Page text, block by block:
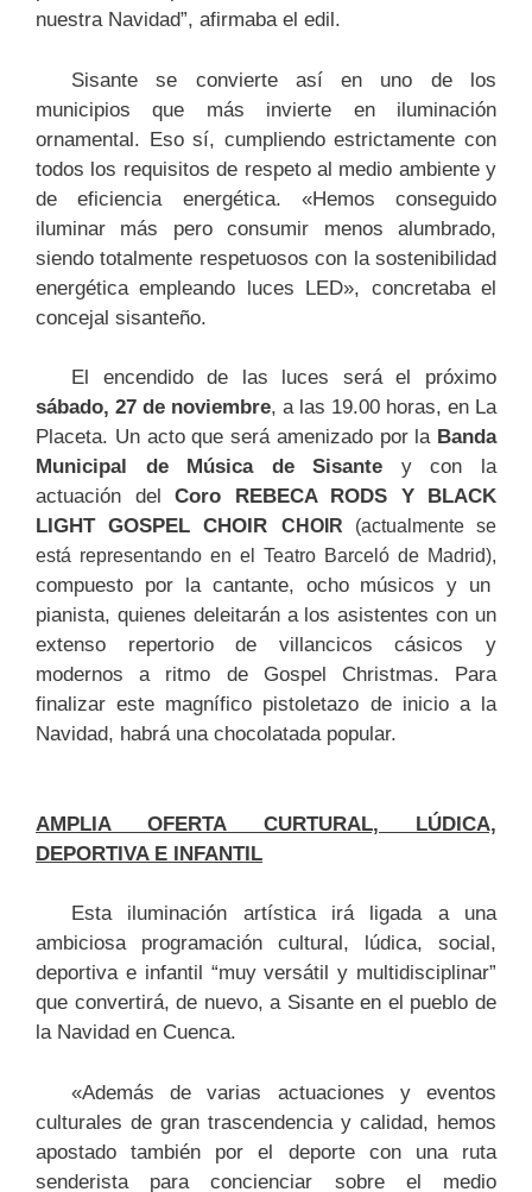
nuestra Navidad”, afirmaba el edil.
Sisante se convierte así en uno de los
municipios que más invierte en iluminación
ornamental. Eso sí, cumpliendo estrictamente con
todos los requisitos de respeto al medio ambiente y
de eficiencia energética. «Hemos conseguido
iluminar más pero consumir menos alumbrado,
siendo totalmente respetuosos con la sostenibilidad
energética empleando luces LED», concretaba el
concejal sisanteño.
El encendido de las luces será el próximo
sábado, 27 de noviembre, a las 19.00 horas, en La
Placeta. Un acto que será amenizado por la Banda
Municipal de Música de Sisante y con la
actuación del Coro REBECA RODS Y BLACK
LIGHT GOSPEL CHOIR CHOIR (actualmente se
está representando en el Teatro Barceló de Madrid),
compuesto por la cantante, ocho músicos y un
pianista, quienes deleitarán a los asistentes con un
extenso repertorio de villancicos cásicos y
modernos a ritmo de Gospel Christmas. Para
finalizar este magnífico pistoletazo de inicio a la
Navidad, habrá una chocolatada popular.
AMPLIA OFERTA CURTURAL, LÚDICA,
DEPORTIVA E INFANTIL
Esta iluminación artística irá ligada a una
ambiciosa programación cultural, lúdica, social,
deportiva e infantil “muy versátil y multidisciplinar”
que convertirá, de nuevo, a Sisante en el pueblo de
la Navidad en Cuenca.
«Además de varias actuaciones y eventos
culturales de gran trascendencia y calidad, hemos
apostado también por el deporte con una ruta
senderista para concienciar sobre el medio